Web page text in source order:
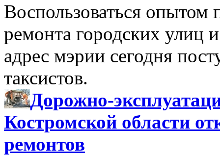
Воспользоваться
ремонта городских улиц
адрес мэрии сегодня
таксистов.
Дорожно-
Костромской области
ремонтов